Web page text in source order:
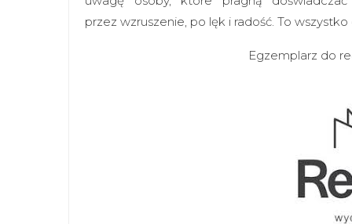
przez wzruszenie, po lęk i radość. To
Egzemplarz do